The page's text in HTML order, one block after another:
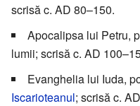
scrisă c. AD 80–150.
Apocalipsa lui Petru,
lumii; scrisă c. AD
Evanghelia lui Iuda,
Iscarioteanul; scrisă c.